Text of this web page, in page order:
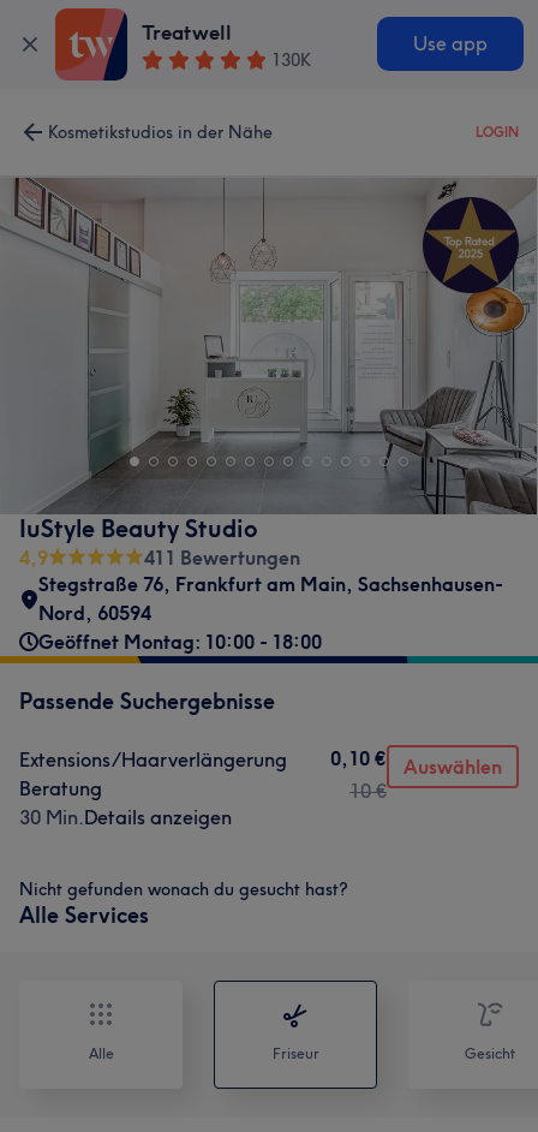
Treatwell
130K
Use app
Kosmetikstudios in der Nähe LOGIN
IuStyle Beauty Studio
4,9
411 Bewertungen
Stegstraße 76, Frankfurt am Main, Sachsenhausen-
Nord, 60594
Geöffnet Montag: 10:00 - 18:00
Passende Suchergebnisse
Extensions/Haarverlängerung
Beratung
30 Min.Details anzeigen
0,10 €
10 €
Auswählen
Nicht gefunden wonach du gesucht hast?
Alle Services
Alle Friseur Gesicht